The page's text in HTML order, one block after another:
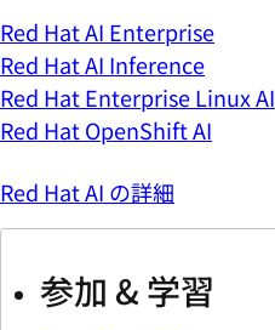
Red Hat AI Enterprise
Red Hat AI Inference
Red Hat Enterprise Linux AI
Red Hat OpenShift AI
Red Hat AI の詳細
参加 & 学習